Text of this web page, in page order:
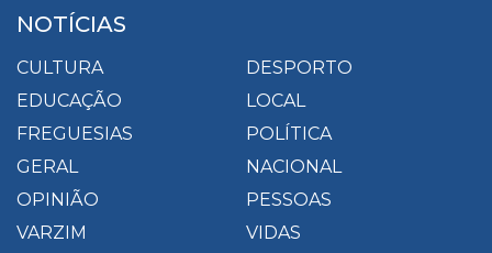
NOTÍCIAS
CULTURA
DESPORTO
EDUCAÇÃO
LOCAL
FREGUESIAS
POLÍTICA
GERAL
NACIONAL
OPINIÃO
PESSOAS
VARZIM
VIDAS